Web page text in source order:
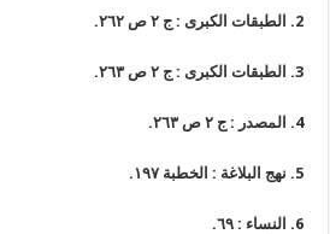
2. الطبقات الكبرى : ج ٢ ص ٢٦٢.
3. الطبقات الكبرى : ج ٢ ص ٢٦٣.
4. المصدر : ج ٢ ص ٢٦٣.
5. نهج البلاغة : الخطبة ١٩٧.
6. النساء : ٦٩.